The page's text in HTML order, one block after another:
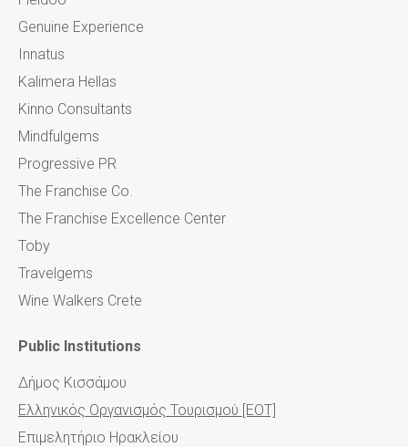
Genuine Experience
Innatus
Kalimera Hellas
Kinno Consultants
Mindfulgems
Progressive PR
The Franchise Co.
The Franchise Excellence Center
Toby
Travelgems
Wine Walkers Crete
Public Institutions
Δήμος Κισσάμου
Ελληνικός Οργανισμός Τουρισμού [EOT]
Επιμελητήριο Ηρακλείου